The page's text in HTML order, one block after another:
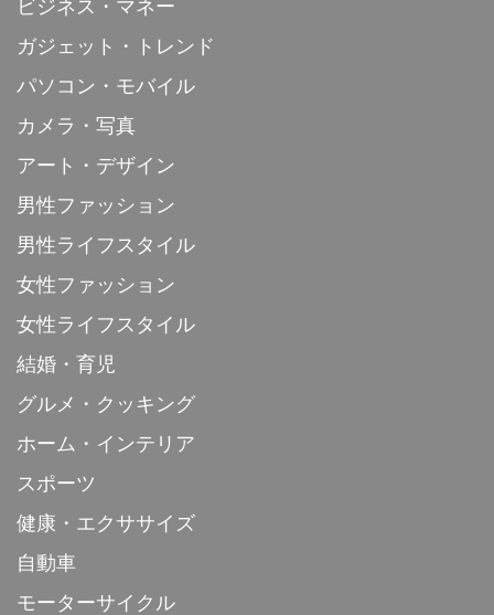
ビジネス・マネー
ガジェット・トレンド
パソコン・モバイル
カメラ・写真
アート・デザイン
男性ファッション
男性ライフスタイル
女性ファッション
女性ライフスタイル
結婚・育児
グルメ・クッキング
ホーム・インテリア
スポーツ
健康・エクササイズ
自動車
モーターサイクル